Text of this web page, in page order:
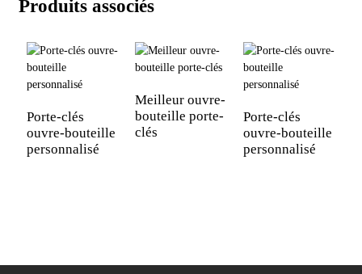
Produits associés
Porte-clés
ouvre-bouteille
personnalisé
Meilleur ouvre-
bouteille porte-
clés
Porte-clés
ouvre-bouteille
personnalisé